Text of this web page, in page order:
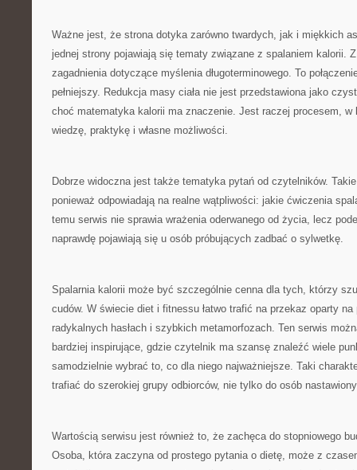
Ważne jest, że strona dotyka zarówno twardych, jak i miękkich
jednej strony pojawiają się tematy związane z spalaniem kalorii.
zagadnienia dotyczące myślenia długoterminowego. To
pełniejszy. Redukcja masy ciała nie jest przedstawiona jako
choć matematyka kalorii ma znaczenie. Jest raczej procesem, w
wiedzę, praktykę i własne możliwości.
Dobrze widoczna jest także tematyka pytań od czytelników.
ponieważ odpowiadają na realne wątpliwości: jakie ćwiczenia
temu serwis nie sprawia wrażenia oderwanego od życia, lecz
naprawdę pojawiają się u osób próbujących zadbać o sylwetkę.
Spalarnia kalorii może być szczególnie cenna dla tych, którzy
cudów. W świecie diet i fitnessu łatwo trafić na przekaz oparty
radykalnych hasłach i szybkich metamorfozach. Ten serwis
bardziej inspirujące, gdzie czytelnik ma szansę znaleźć wiele
samodzielnie wybrać to, co dla niego najważniejsze. Taki
trafiać do szerokiej grupy odbiorców, nie tylko do osób
Wartością serwisu jest również to, że zachęca do stopniowego
Osoba, która zaczyna od prostego pytania o dietę, może z